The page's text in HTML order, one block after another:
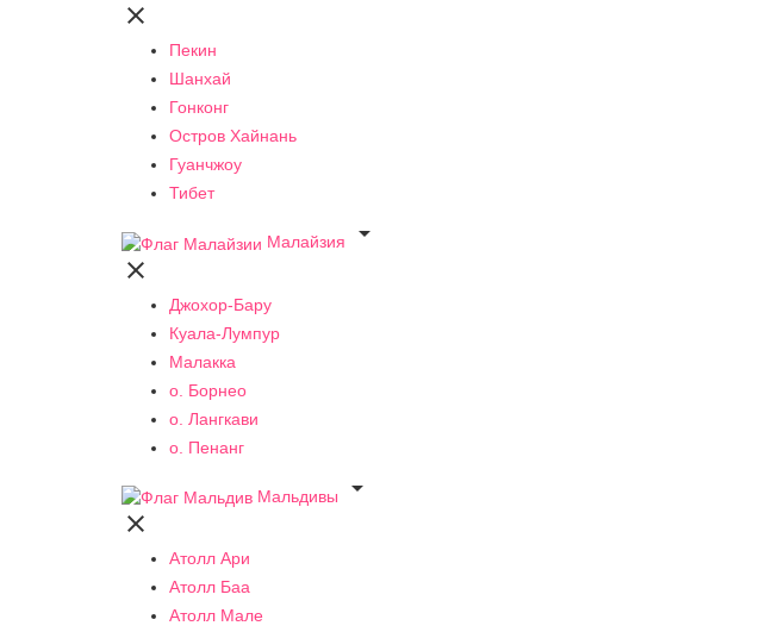

Пекин
Шанхай
Гонконг
Остров Хайнань
Гуанчжоу
Тибет
Малайзия


Джохор-Бару
Куала-Лумпур
Малакка
о. Борнео
о. Лангкави
о. Пенанг
Мальдивы


Атолл Ари
Атолл Баа
Атолл Мале